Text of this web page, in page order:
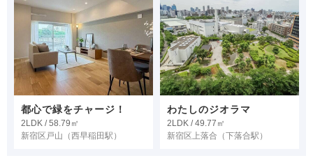
都心で緑をチャージ！
2LDK / 58.79㎡
新宿区戸山 （西早稲田駅）
わたしのジオラマ
2LDK / 49.77㎡
新宿区上落合 （下落合駅）